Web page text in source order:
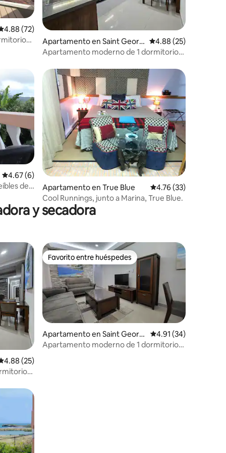
promedio: 4.88 de 5, 72 reseñas
4.88 (72)
Apartamento en Saint Georg
e's
Calificación
4.88 (25)
Apartamento moderno de 1 dormitorio
Calificación promedio: 4.67 de 5, 6 reseñas
4.67 (6)
de
Apartamento en True Blue Calificación
4.76 (33)
Cool Runnings, junto a Marina, True Blue.
y secadora
promedio: 4.88 de 5, 25 reseñas
4.88 (25)
Favorito entre huéspedes
Favorito entre huéspedes
Apartamento en Saint Georg
e's
Calificación
4.91 (34)
Apartamento moderno de 1 dormitorio